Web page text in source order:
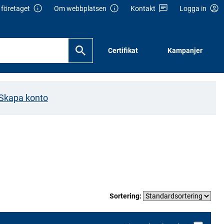
företaget Om webbplatsen Kontakt Logga in
Certifikat Kampanjer
konto
Sortering: